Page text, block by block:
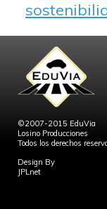
©2007-2015 EduVia
Losino Producciones
Todos los derechos
Design By
JPLnet